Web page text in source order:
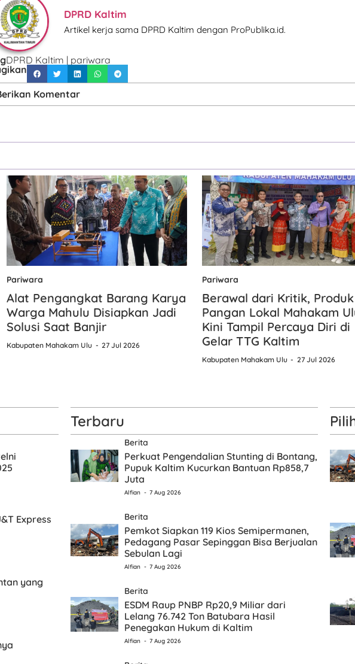
DPRD Kaltim
Artikel kerja sama DPRD Kaltim dengan ProPublika.id.
DPRD Kaltim | pariwara
Komentar
Pariwara
Alat Pengangkat Barang Karya
Warga Mahulu Disiapkan Jadi
Solusi Saat Banjir
Kabupaten Mahakam Ulu 27 Jul 2026
Pariwara
Berawal dari Kritik, Produk
Pangan Lokal Mahakam
Kini Tampil Percaya Diri di
Gelar TTG Kaltim
Kabupaten Mahakam Ulu 27 Jul 2026
Express
yang
Terbaru
Berita
Perkuat Pengendalian Stunting di Bontang,
Pupuk Kaltim Kucurkan Bantuan Rp858,7
Juta
Alfian 7 Aug 2026
Berita
Pemkot Siapkan 119 Kios Semipermanen,
Pedagang Pasar Sepinggan Bisa Berjualan
Sebulan Lagi
Alfian 7 Aug 2026
Berita
ESDM Raup PNBP Rp20,9 Miliar dari
Lelang 76.742 Ton Batubara Hasil
Penegakan Hukum di Kaltim
Alfian 7 Aug 2026